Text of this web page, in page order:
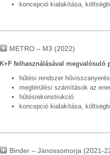
koncepció kialakítása,
METRO – M3 (2022)
K+F felhasználásával megvalósuló
hűtési rendszer hővisszanyerés
megtérülési számítások az
hűtésrekonstrukció
koncepció kialakítása,
Binder – Jánossomorja (2021-